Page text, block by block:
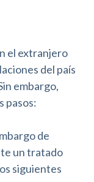
el extranjero
del país
embargo,
pasos:
de
un tratado
siguientes